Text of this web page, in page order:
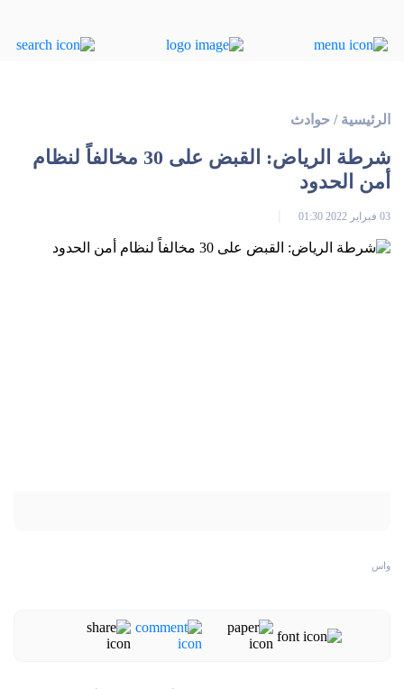
الرئيسية / حوادث
شرطة الرياض: القبض على 30 مخالفاً لنظام
أمن الحدود
03 فبراير 2022 01:30
واس